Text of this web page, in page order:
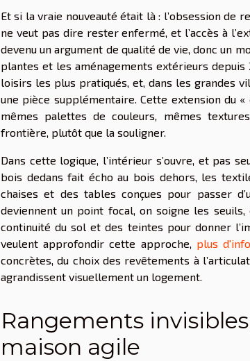
Et si la vraie nouveauté était là : l’obsession
ne veut pas dire rester enfermé, et l’accès à
devenu un argument de qualité de vie, donc un
plantes et les aménagements extérieurs
loisirs les plus pratiqués, et, dans les grandes
une pièce supplémentaire. Cette extension du
mêmes palettes de couleurs, mêmes
frontière, plutôt que la souligner.
Dans cette logique, l’intérieur s’ouvre, et pas
bois dedans fait écho au bois dehors, les
chaises et des tables conçues pour passer
deviennent un point focal, on soigne les
continuité du sol et des teintes pour donner
veulent approfondir cette approche, plus
concrètes, du choix des revêtements à
agrandissent visuellement un logement.
Rangements
maison agile